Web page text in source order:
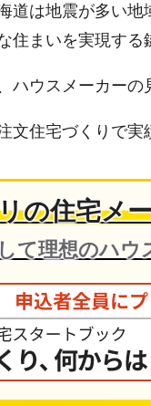
道は地震が多い
住まいを実現する
ウスメーカーの
文住宅づくりで
の住宅メ
て理想のハウ